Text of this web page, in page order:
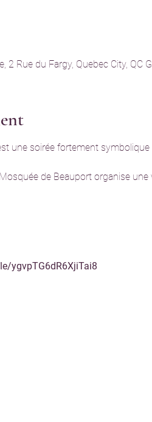
2 Rue du Fargy, Quebec City, QC
une soirée fortement
de Beauport organise
ygvpTG6dR6XjiTai8